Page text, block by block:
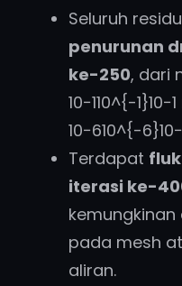
Seluruh
penurunan
ke-250, dari
10−110^{-
10−610^{-
Terdapat
iterasi ke-
pada mesh
aliran.